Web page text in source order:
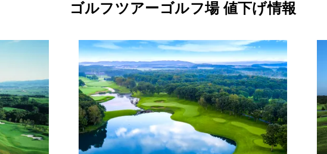
ゴルフツアーゴルフ場 値下げ情報